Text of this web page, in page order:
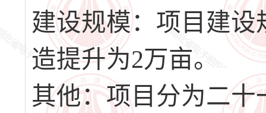
建设规模：项目建
造提升为2万亩。
其他：项目分为二